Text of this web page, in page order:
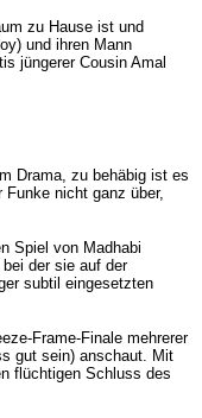
zu Hause ist und
und ihren Mann
jüngerer Cousin Amal
Drama, zu behäbig ist es
nicht ganz über,
Spiel von Madhabi
der sie auf der
subtil eingesetzten
Frame-Finale mehrerer
gut sein) anschaut. Mit
flüchtigen Schluss des